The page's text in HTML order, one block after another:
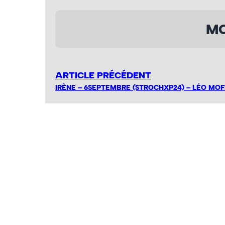
ARTICLE PRÉCÉDENT
IRÈNE – 6SEPTEMBRE (STROCHXP24) – LÉO